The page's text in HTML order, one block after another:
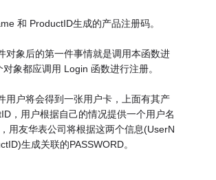
和 ProductID生成的产品注册码。
对象后的第一件事情就是调用本函数进
象都应调用 Login 函数进行注册。
用户将会得到一张用户卡，上面有其产
，用户根据自己的情况提供一个用户名
用友华表公司将根据这两个信息(UserN
生成关联的PASSWORD。